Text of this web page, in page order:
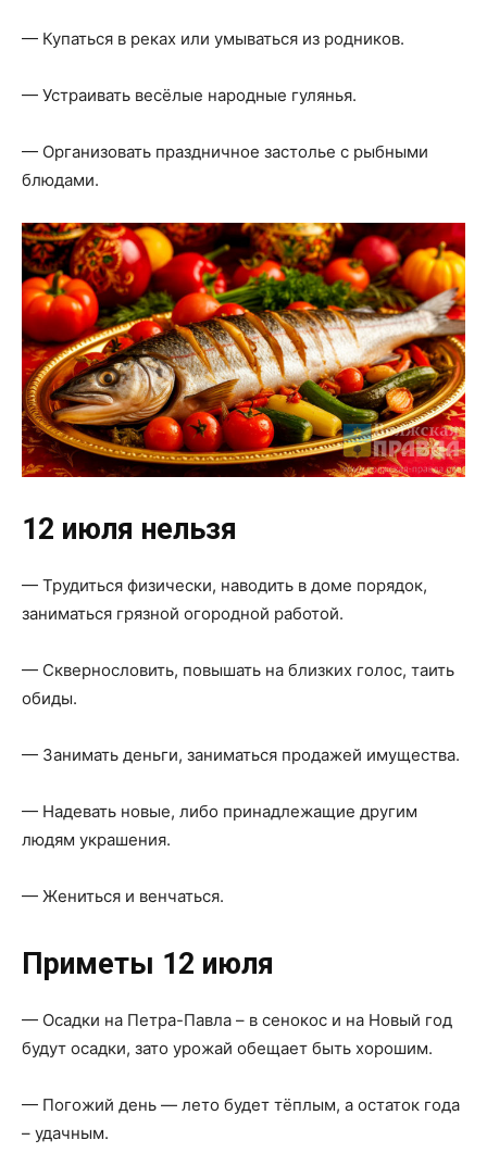
— Купаться в реках или умываться из родников.
— Устраивать весёлые народные гулянья.
— Организовать праздничное застолье с рыбными
блюдами.
12 июля нельзя
— Трудиться физически, наводить в доме порядок,
заниматься грязной огородной работой.
— Сквернословить, повышать на близких голос, таить
обиды.
— Занимать деньги, заниматься продажей имущества.
— Надевать новые, либо принадлежащие другим
людям украшения.
— Жениться и венчаться.
Приметы 12 июля
— Осадки на Петра-Павла – в сенокос и на Новый год
будут осадки, зато урожай обещает быть хорошим.
— Погожий день — лето будет тёплым, а остаток года
– удачным.